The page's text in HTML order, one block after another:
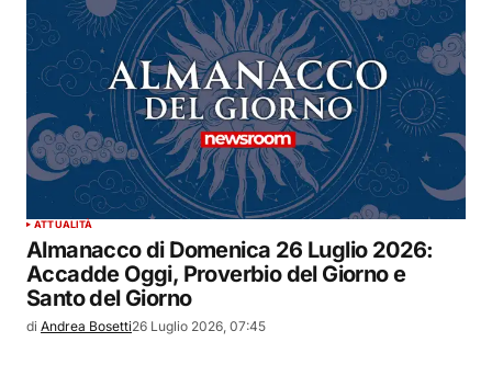
ATTUALITÀ
Almanacco di Domenica 26 Luglio 2026:
Accadde Oggi, Proverbio del Giorno e
Santo del Giorno
di Andrea Bosetti26 Luglio 2026, 07:45